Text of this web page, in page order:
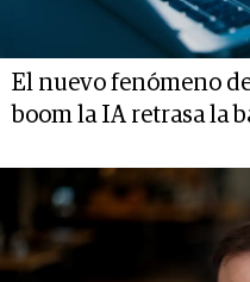
El nuevo fenómeno
boom la IA retrasa la